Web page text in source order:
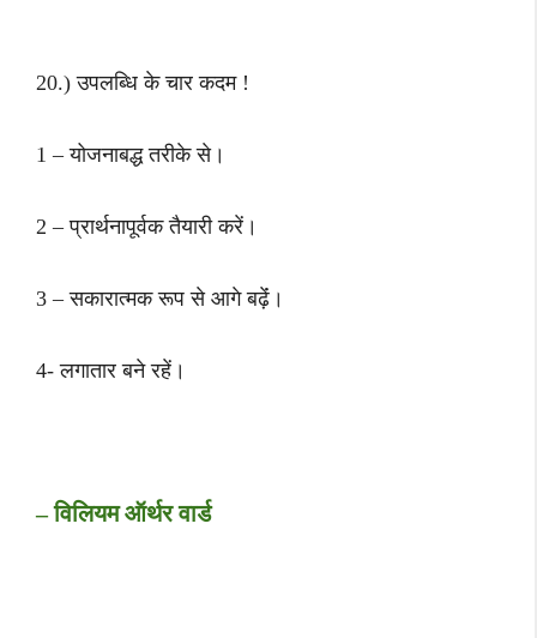
20.) उपलब्धि के चार कदम !
1 – योजनाबद्ध तरीके से।
2 – प्रार्थनापूर्वक तैयारी करें।
3 – सकारात्मक रूप से आगे बढ़ेंं।
4- लगातार बने रहें।
– विलियम ऑर्थर वार्ड